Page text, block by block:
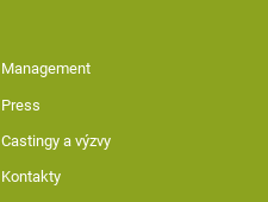
Management
Press
Castingy a výzvy
Kontakty